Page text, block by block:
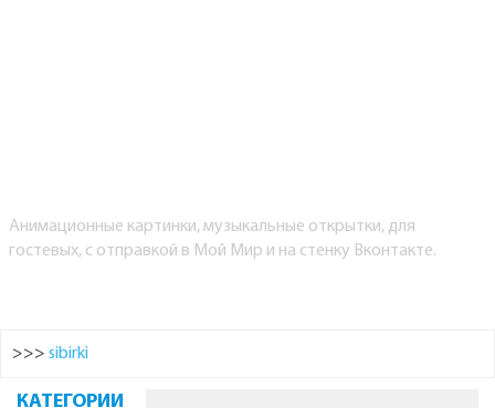
Анимационные картинки, музыкальные открытки, для
гостевых, с отправкой в Мой Мир и на стенку Вконтакте.
>>> sibirki
КАТЕГОРИИ